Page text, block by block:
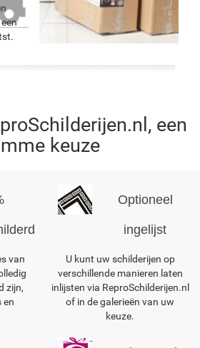
een
keuze
van
zijn,
en
Optioneel
ingelijst
U kunt uw schilderijen op
verschillende manieren laten
inlijsten via ReproSchilderijen.nl
of in de galerieën van uw
keuze.